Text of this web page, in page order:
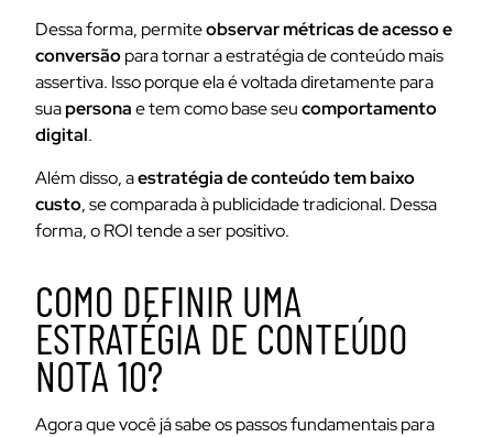
Dessa forma, permiteobservar métricas de acesso e
conversãopara tornar a estratégia de conteúdo mais
assertiva. Isso porque ela é voltada diretamente para
suapersonae tem como base seucomportamento
digital.
Além disso, aestratégia de conteúdo tem baixo
custo, se comparada à publicidade tradicional. Dessa
forma, o ROI tende a ser positivo.
COMO DEFINIR UMA
ESTRATÉGIA DE CONTEÚDO
NOTA 10?
Agora que você já sabe os passos fundamentais para